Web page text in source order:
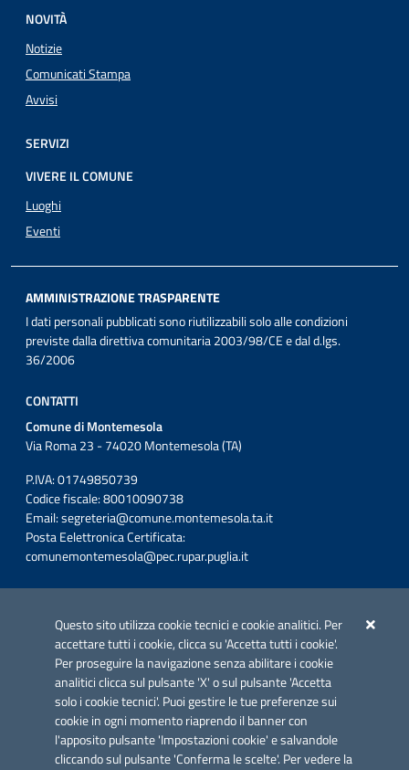
Questo sito utilizza cookie tecnici e cookie analitici. Per
accettare tutti i cookie, clicca su 'Accetta tutti i cookie'.
Per proseguire la navigazione senza abilitare i cookie
analitici clicca sul pulsante 'X' o sul pulsante 'Accetta
solo i cookie tecnici'. Puoi gestire le tue preferenze sui
cookie in ogni momento riaprendo il banner con
l'apposito pulsante 'Impostazioni cookie' e salvandole
cliccando sul pulsante 'Conferma le scelte'. Per vedere la
NOVITÀ
Notizie
Comunicati Stampa
Avvisi
SERVIZI
VIVERE IL COMUNE
Luoghi
Eventi
AMMINISTRAZIONE TRASPARENTE
I dati personali pubblicati sono riutilizzabili solo alle condizioni
previste dalla direttiva comunitaria 2003/98/CE e dal d.lgs.
36/2006
CONTATTI
Comune di Montemesola
Via Roma 23 - 74020 Montemesola (TA)
P.IVA: 01749850739
Codice fiscale: 80010090738
Email:segreteria@comune.montemesola.ta.it
Posta Eelettronica Certificata:
comunemontemesola@pec.rupar.puglia.it
Azione 2.3.
Link utili
Informativa privacy